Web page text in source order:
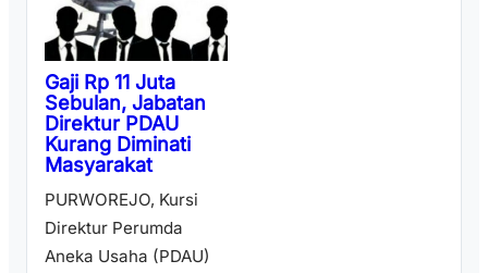
Gaji Rp 11 Juta
Sebulan, Jabatan
Direktur PDAU
Kurang Diminati
Masyarakat
PURWOREJO, Kursi
Direktur Perumda
Aneka Usaha (PDAU)